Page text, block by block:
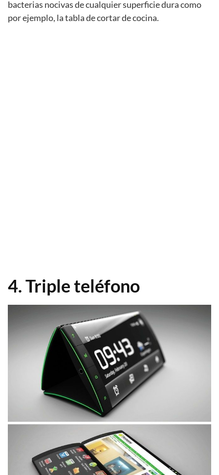
bacterias nocivas de cualquier superficie dura como
por ejemplo, la tabla de cortar de cocina.
4. Triple teléfono